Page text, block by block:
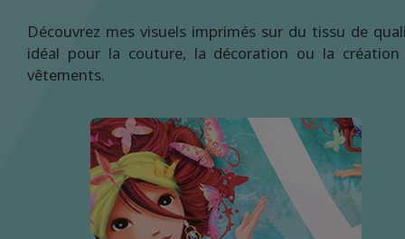
Découvrez mes visuels imprimés sur du tissu de
idéal pour la couture, la décoration ou la création
vêtements.